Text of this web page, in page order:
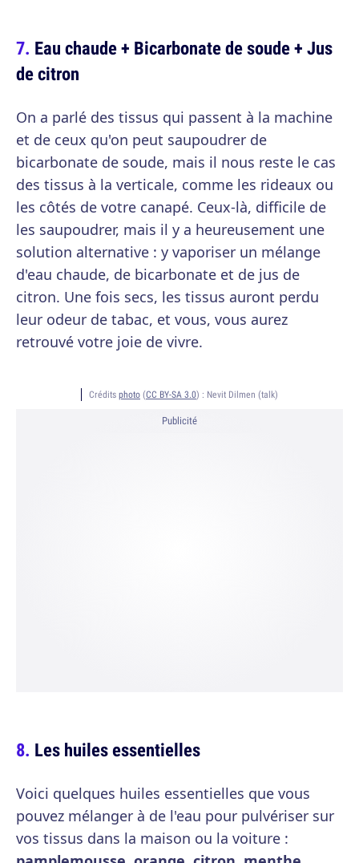
Eau chaude + Bicarbonate de soude + Jus
de citron
On a parlé des tissus qui passent à la machine
et de ceux qu'on peut saupoudrer de
bicarbonate de soude, mais il nous reste le cas
des tissus à la verticale, comme les rideaux ou
les côtés de votre canapé. Ceux-là, difficile de
les saupoudrer, mais il y a heureusement une
solution alternative : y vaporiser un mélange
d'eau chaude, de bicarbonate et de jus de
citron. Une fois secs, les tissus auront perdu
leur odeur de tabac, et vous, vous aurez
retrouvé votre joie de vivre.
Crédits photo (CC BY-SA 3.0) : Nevit Dilmen (talk)
Publicité
Les huiles essentielles
Voici quelques huiles essentielles que vous
pouvez mélanger à de l'eau pour pulvériser sur
vos tissus dans la maison ou la voiture :